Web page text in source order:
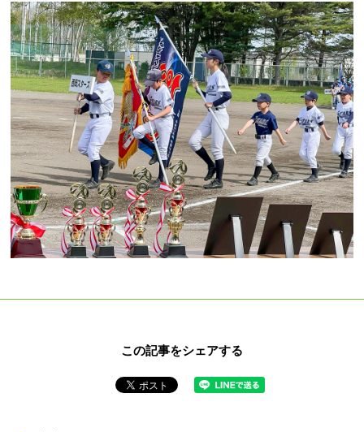
この記事をシェアする